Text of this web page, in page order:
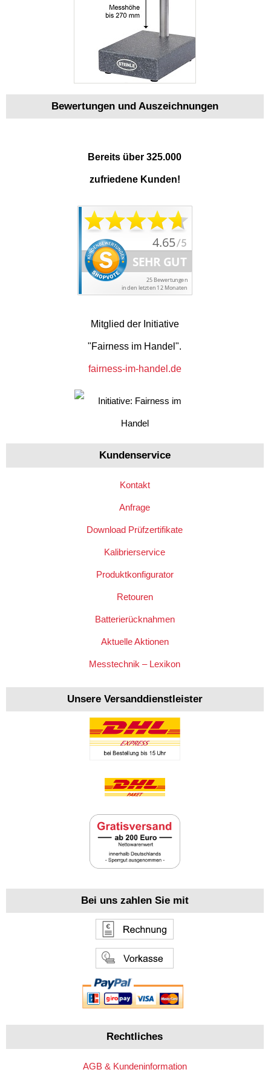
Bewertungen und Auszeichnungen
Bereits über 325.000
zufriedene Kunden!
Mitglied der Initiative
"Fairness im Handel".
fairness-im-handel.de
Kundenservice
Kontakt
Anfrage
Download Prüfzertifikate
Kalibrierservice
Produktkonfigurator
Retouren
Batterierücknahmen
Aktuelle Aktionen
Messtechnik – Lexikon
Unsere Versanddienstleister
Bei uns zahlen Sie mit
Rechtliches
AGB & Kundeninformation